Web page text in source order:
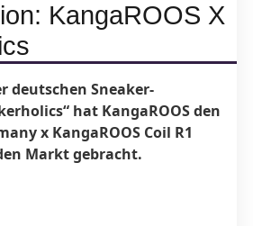
KangaROOS X
deutschen Sneaker-
hat KangaROOS den
x KangaROOS Coil R1
Markt gebracht.